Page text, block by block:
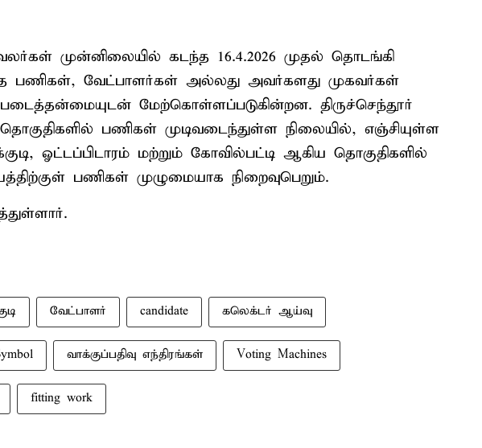
முன்னிலையில் கடந்த 16.4.2026 முதல் தொடங்கி
பணிகள், வேட்பாளர்கள் அல்லது அவர்களது முகவர்கள்
மேற்கொள்ளப்படுகின்றன. திருச்செந்தூர்
பணிகள் முடிவடைந்துள்ள நிலையில், எஞ்சியுள்ள
ஓட்டப்பிடாரம் மற்றும் கோவில்பட்டி ஆகிய தொகுதிகளில்
பணிகள் முழுமையாக நிறைவுபெறும்.
வேட்பாளர் candidate கலெக்டர் ஆய்வு
வாக்குப்பதிவு எந்திரங்கள் Voting Machines
fitting work